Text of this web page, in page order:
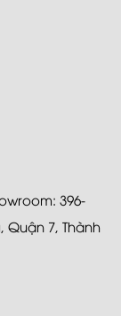
396-
Quận 7, Thành